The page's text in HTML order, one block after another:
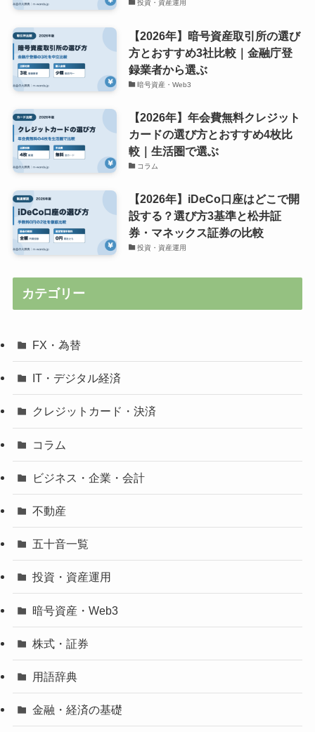
投資・資産運用
【2026年】暗号資産取引所の選び
方とおすすめ3社比較｜金融庁登
録業者から選ぶ
暗号資産・Web3
【2026年】年会費無料クレジット
カードの選び方とおすすめ4枚比
較｜生活圏で選ぶ
コラム
【2026年】iDeCo口座はどこで開
設する？選び方3基準と松井証
券・マネックス証券の比較
投資・資産運用
カテゴリー
FX・為替
IT・デジタル経済
クレジットカード・決済
コラム
ビジネス・企業・会計
不動産
五十音一覧
投資・資産運用
暗号資産・Web3
株式・証券
用語辞典
金融・経済の基礎